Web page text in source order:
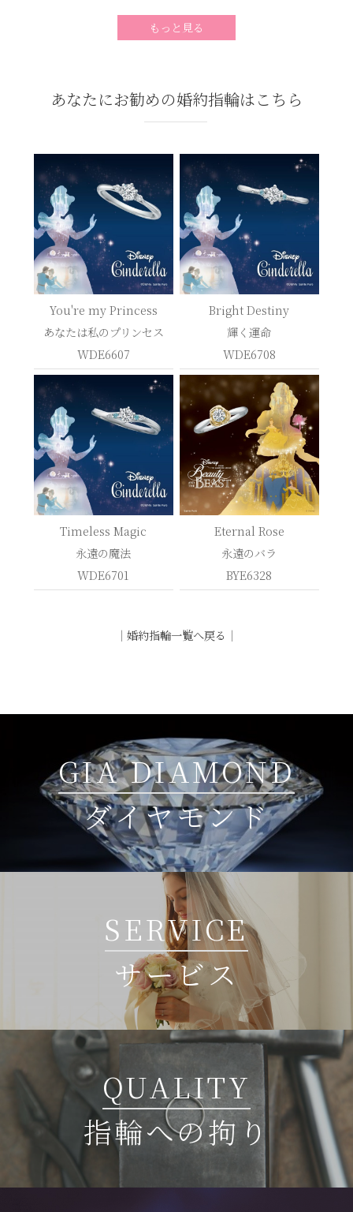
もっと見る
あなたにお勧めの婚約指輪はこちら
You're my Princess
あなたは私のプリンセス
WDE6607
Bright Destiny
輝く運命
WDE6708
Timeless Magic
永遠の魔法
WDE6701
Eternal Rose
永遠のバラ
BYE6328
｜ 婚約指輪一覧へ戻る ｜
GIA DIAMOND
ダイヤモンド
SERVICE
サービス
QUALITY
指輪への拘り